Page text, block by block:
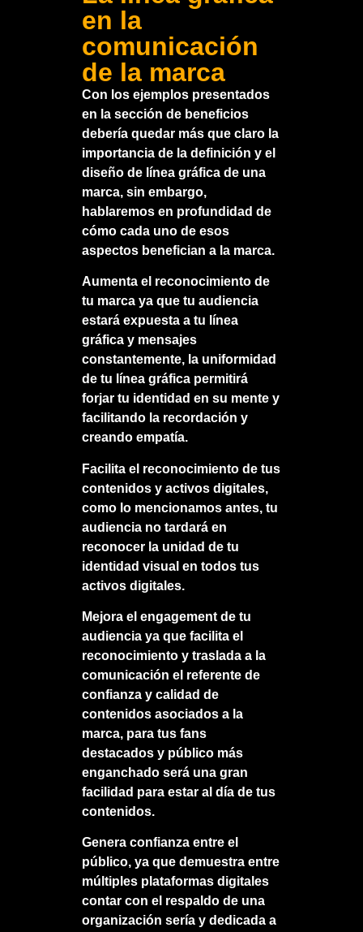
en la
comunicación
de la marca
Con los ejemplos presentados
en la sección de beneficios
debería quedar más que claro la
importancia de la definición y el
diseño de línea gráfica de una
marca, sin embargo,
hablaremos en profundidad de
cómo cada uno de esos
aspectos benefician a la marca.
Aumenta el reconocimiento de
tu marca ya que tu audiencia
estará expuesta a tu línea
gráfica y mensajes
constantemente, la uniformidad
de tu línea gráfica permitirá
forjar tu identidad en su mente y
facilitando la recordación y
creando empatía.
Facilita el reconocimiento de tus
contenidos y activos digitales,
como lo mencionamos antes, tu
audiencia no tardará en
reconocer la unidad de tu
identidad visual en todos tus
activos digitales.
Mejora el engagement de tu
audiencia ya que facilita el
reconocimiento y traslada a la
comunicación el referente de
confianza y calidad de
contenidos asociados a la
marca, para tus fans
destacados y público más
enganchado será una gran
facilidad para estar al día de tus
contenidos.
Genera confianza entre el
público, ya que demuestra entre
múltiples plataformas digitales
contar con el respaldo de una
organización sería y dedicada a